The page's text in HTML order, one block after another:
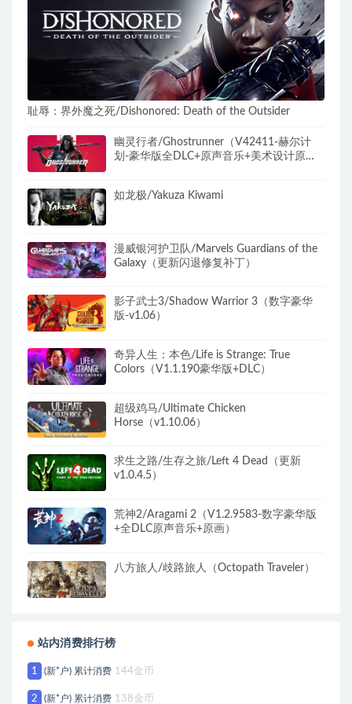
耻辱：界外魔之死/Dishonored: Death of the Outsider
幽灵行者/Ghostrunner（V42411-赫尔计
划-豪华版全DLC+原声音乐+美术设计原
如龙极/Yakuza Kiwami
漫威银河护卫队/Marvels Guardians of the
Galaxy（更新闪退修复补丁）
影子武士3/Shadow Warrior 3（数字豪华
版-v1.06）
奇异人生：本色/Life is Strange: True
Colors（V1.1.190豪华版+DLC）
超级鸡马/Ultimate Chicken
Horse（v1.10.06）
求生之路/生存之旅/Left 4 Dead（更新
v1.0.4.5）
荒神2/Aragami 2（V1.2.9583-数字豪华版
+全DLC原声音乐+原画）
八方旅人/歧路旅人（Octopath Traveler）
站内消费排行榜
1 (新*户) 累计消费 144金币
2 (新*户) 累计消费 138金币